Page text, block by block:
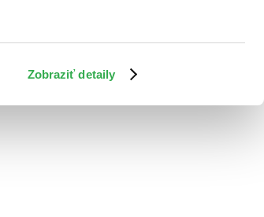
Zobraziť detaily